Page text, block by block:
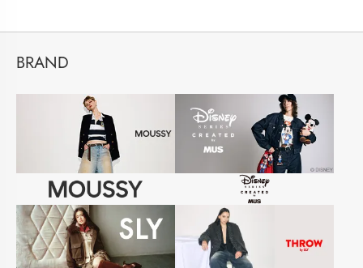
BRAND